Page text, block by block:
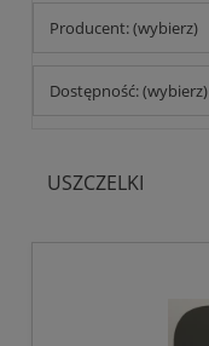
Producent: (wybierz)
Dostępność: (wybierz)
USZCZELKI